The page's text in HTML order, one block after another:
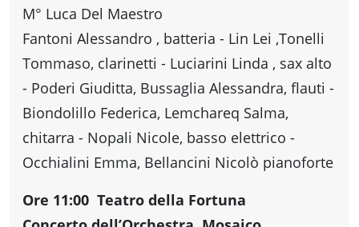
M° Luca Del Maestro
Fantoni Alessandro , batteria - Lin Lei ,Tonelli
Tommaso, clarinetti - Luciarini Linda , sax alto
- Poderi Giuditta, Bussaglia Alessandra, flauti -
Biondolillo Federica, Lemchareq Salma,
chitarra - Nopali Nicole, basso elettrico -
Occhialini Emma, Bellancini Nicolò pianoforte
Ore 11:00 Teatro della Fortuna